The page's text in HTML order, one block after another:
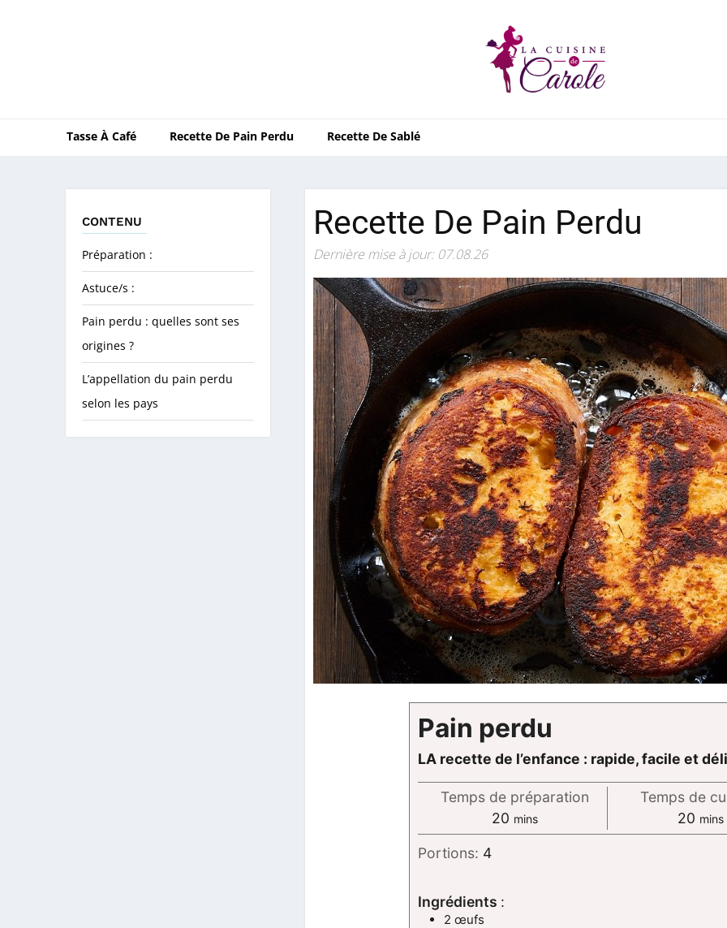
Tasse À Café Recette De Pain Perdu Recette De Sablé
CONTENU
Préparation :
Astuce/s :
Pain perdu : quelles sont ses
origines ?
L’appellation du pain perdu
selon les pays
Recette De Pain Perdu
Dernière mise à jour: 07.08.26
Pain perdu
LA recette de l’enfance : rapide, facile et
Temps de préparation
20minutes
mins
Temps de
20 mins
Portions: 4
Ingrédients :
2 œufs